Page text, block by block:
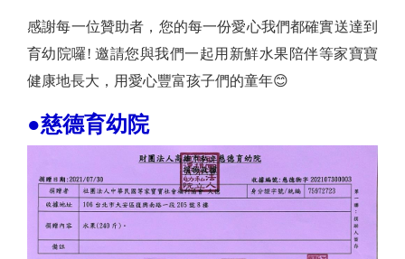
感謝每一位贊助者，您的每一份愛心我們都確實送達到
育幼院囉! 邀請您與我們一起用新鮮水果陪伴等家寶寶
健康地長大，用愛心豐富孩子們的童年😊
●慈德育幼院